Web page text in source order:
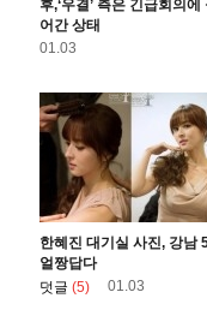
후,‘우결’ 측은 긴급회의에
어간 상태
01.03
한혜진 대기실 사진, 강남
얼짱답다
덧글 (5) 01.03